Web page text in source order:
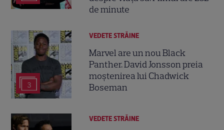
de minute
3
VEDETE STRĂINE
Marvel are un nou Black
Panther. David Jonsson preia
moștenirea lui Chadwick
Boseman
VEDETE STRĂINE